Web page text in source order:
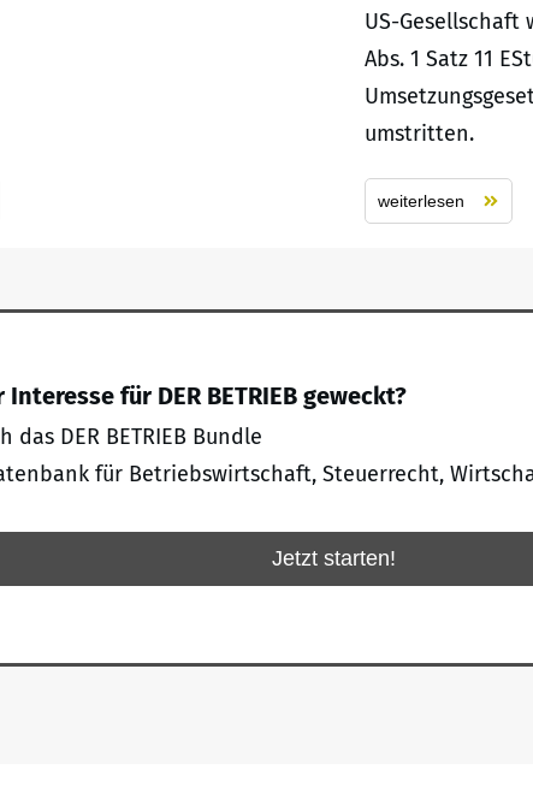
US-Gesellschaft
Abs. 1 Satz 11
umstritten.
weiterlesen
für DER BETRIEB geweckt?
das DER BETRIEB Bundle
für Betriebswirtschaft, Steuerrecht,
Jetzt starten!